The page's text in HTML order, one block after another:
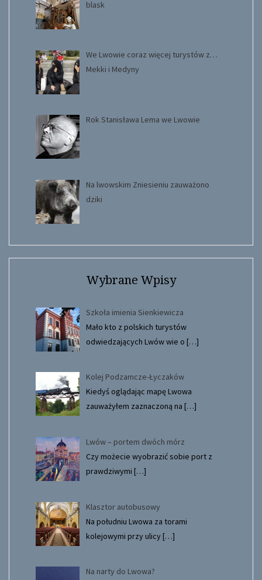
blask
We Lwowie coraz więcej turystów z…
Mekki i Medyny
Rok Stanisława Lema we Lwowie
Na lwowskim Zniesieniu zauważono
dziki
Wybrane Wpisy
Szkoła imienia Sienkiewicza
Mało kto z polskich turystów
odwiedzających Lwów wie o […]
Kolej Podzamcze-Łyczaków
Kiedyś oglądając mapę Lwowa
zauważyłem zaznaczoną na […]
Lwów – portem dwóch mórz
Czy możecie wyobrazić sobie port z
prawdziwymi […]
Klasztor autobusowy
Na południu Lwowa za torami
kolejowymi przy ulicy[…]
Na narty do Lwowa?